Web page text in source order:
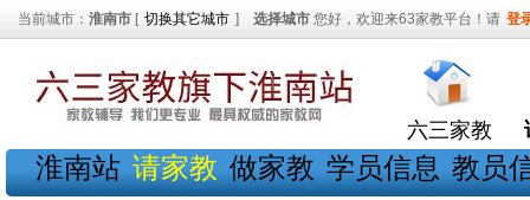
当前城市： 淮南市 [ 切换其它城市 ] 选择城市 您好，欢迎来63家教平台！请 登
六三家教
淮南站 请家教 做家教 学员信息 教员